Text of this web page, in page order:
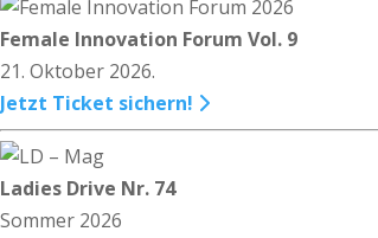
Female Innovation Forum Vol. 9
21. Oktober 2026.
Jetzt Ticket sichern!
Ladies Drive Nr. 74
Sommer 2026